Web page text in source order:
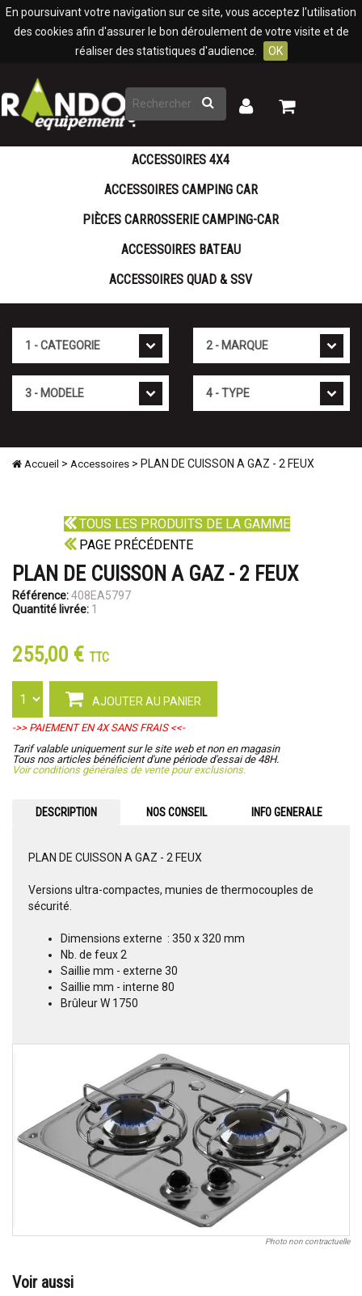
En poursuivant votre navigation sur ce site, vous acceptez l'utilisation
des cookies afin d'assurer le bon déroulement de votre visite et de
réaliser des statistiques d'audience.
OK
Rechercher
Mon
Mon
ACCESSOIRES 4X4
ACCESSOIRES CAMPING CAR
PIÈCES CARROSSERIE CAMPING-CAR
ACCESSOIRES BATEAU
ACCESSOIRES QUAD & SSV
Accueil > Accessoires > PLAN DE CUISSON A GAZ - 2 FEUX
TOUS LES PRODUITS DE LA GAMME
PAGE PRÉCÉDENTE
PLAN DE CUISSON A GAZ - 2 FEUX
Référence:408EA5797
Quantité livrée: 1
255,00 € TTC
AJOUTER AU PANIER
->> PAIEMENT EN 4X SANS FRAIS <<-
Tarif valable uniquement sur le site web et non en magasin
Tous nos articles bénéficient d'une période d'essai de 48H.
Voir conditions générales de vente pour exclusions.
DESCRIPTION NOS CONSEIL INFO GENERALE
PLAN DE CUISSON A GAZ - 2 FEUX
Versions ultra-compactes, munies de thermocouples de
sécurité.
Dimensions externe : 350 x 320 mm
Nb. de feux 2
Saillie mm - externe 30
Saillie mm - interne 80
Brûleur W 1750
Photo non contractuelle
Voir aussi
Panneau de gestion des cookies